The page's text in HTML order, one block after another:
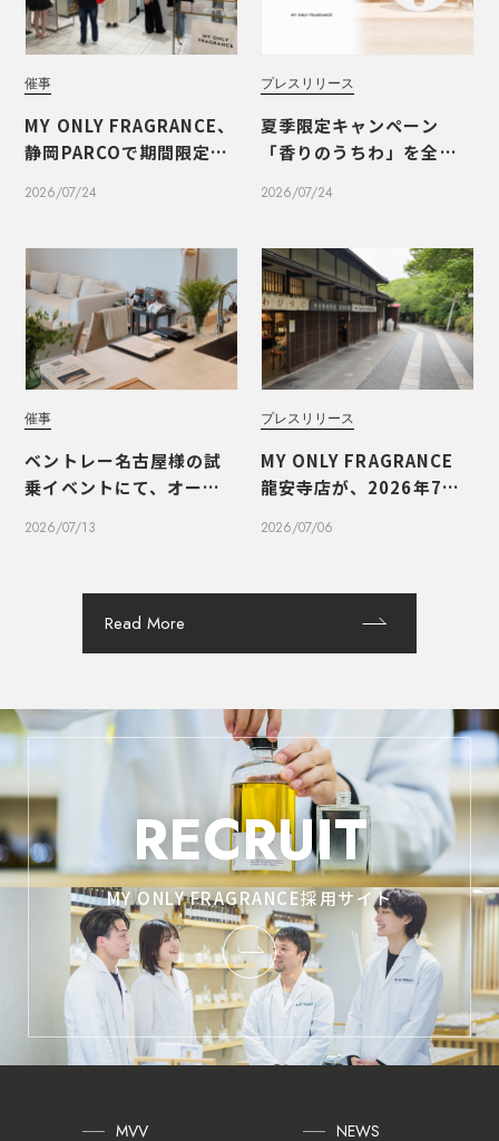
催事
MY ONLY FRAGRANCE、
静岡PARCOで期間限定PO
2026/07/24
プレスリリース
夏季限定キャンペーン
「香りのうちわ」を全国1
2026/07/24
催事
ベントレー名古屋様の試
乗イベントにて、オーダー
ークショップを実施しま
2026/07/13
プレスリリース
MY ONLY FRAGRANCE
龍安寺店が、2026年7月1
します
2026/07/06
Read More
RECRUIT
MY ONLY FRAGRANCE採用サイト
MVV NEWS